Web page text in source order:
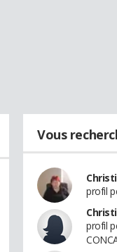
Vous
profil
profil